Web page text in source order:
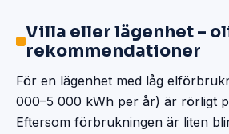
Villa eller lägenhet –
rekommendationer
För en lägenhet med låg
000–5 000 kWh per år) är rörligt
Eftersom förbrukningen är liten